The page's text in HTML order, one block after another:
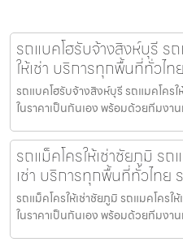
รถแบคโฮรับจ้างสิงห์บุรี ร
ให้เช่า บริการทุกพื้นที่ทั่วไท
รถแบคโฮรับจ้างสิงห์บุรี รถแมคโคร
ในราคาเป็นกันเอง พร้อมด้วยทีมงา
รถแม็คโครให้เช่าชัยภูมิ รถ
เช่า บริการทุกพื้นที่ทั่วไทย
รถแม็คโครให้เช่าชัยภูมิ รถแมคโครใ
ในราคาเป็นกันเอง พร้อมด้วยทีมงา